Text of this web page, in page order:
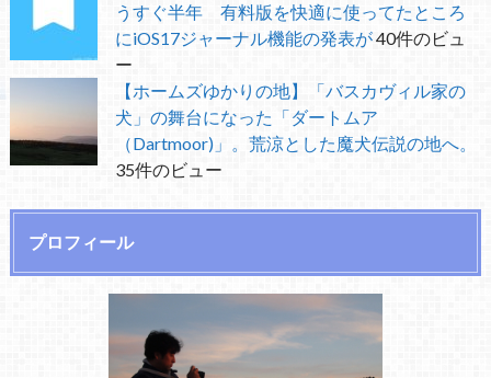
うすぐ半年 有料版を快適に使ってたところ
にiOS17ジャーナル機能の発表が40件のビュ
ー
【ホームズゆかりの地】「バスカヴィル家の
犬」の舞台になった「ダートムア
（Dartmoor)」。荒涼とした魔犬伝説の地へ。
35件のビュー
プロフィール